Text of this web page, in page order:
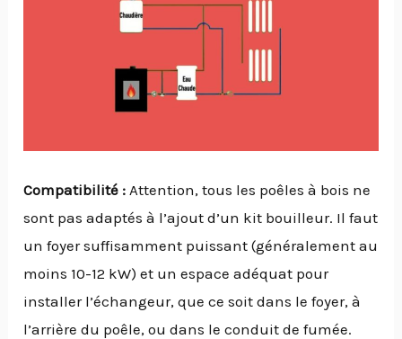
Compatibilité : Attention, tous les poêles à bois ne
sont pas adaptés à l’ajout d’un kit bouilleur. Il faut
un foyer suffisamment puissant (généralement au
moins 10-12 kW) et un espace adéquat pour
installer l’échangeur, que ce soit dans le foyer, à
l’arrière du poêle, ou dans le conduit de fumée.